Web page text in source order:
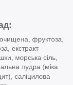
фруктоза,
екстракт
морська сіль,
пудра (міка
саліцилова